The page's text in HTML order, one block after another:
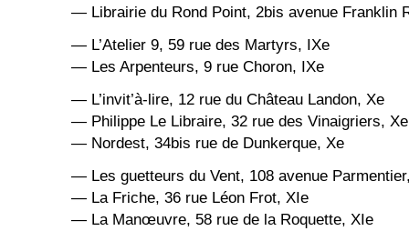
— Librairie du Rond Point, 2bis avenue Franklin
— L’Atelier 9, 59 rue des Martyrs, IXe
— Les Arpenteurs, 9 rue Choron, IXe
— L’invit’à-lire, 12 rue du Château Landon, Xe
— Philippe Le Libraire, 32 rue des Vinaigriers, Xe
— Nordest, 34bis rue de Dunkerque, Xe
— Les guetteurs du Vent, 108 avenue
— La Friche, 36 rue Léon Frot, XIe
— La Manœuvre, 58 rue de la Roquette, XIe